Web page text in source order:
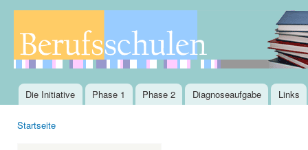
Hauptmenü
Die Initiative Phase 1 Phase 2 Diagnoseaufgabe Links
Startseite